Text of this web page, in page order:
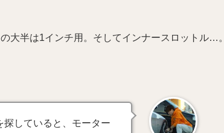
大半は1インチ用。そしてインナースロットル…。
していると、モーター